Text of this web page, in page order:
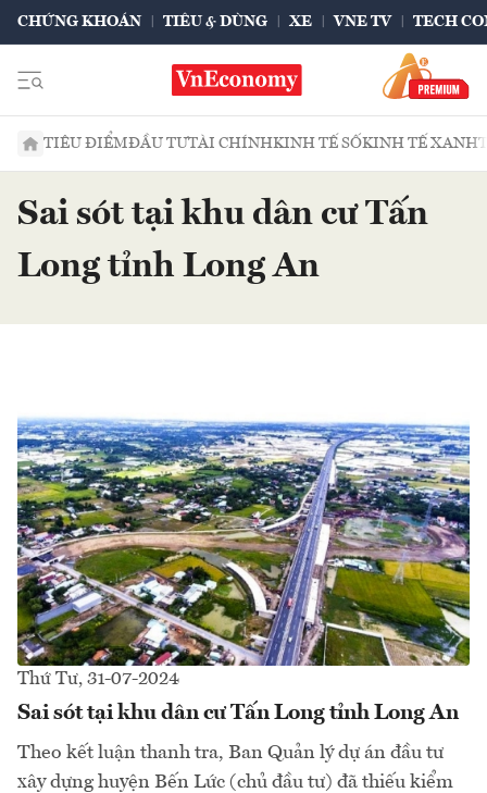
CHỨNG KHOÁN TIÊU & DÙNG XE VNE TV TECH
TIÊU ĐIỂMĐẦU TƯTÀI CHÍNHKINH TẾ SỐKINH TẾ XANH
Sai sót tại khu dân cư Tấn
Long tỉnh Long An
Thứ Tư, 31-07-2024
Sai sót tại khu dân cư Tấn Long tỉnh Long An
Theo kết luận thanh tra, Ban Quản lý dự án đầu tư
xây dựng huyện Bến Lức (chủ đầu tư) đã thiếu kiểm